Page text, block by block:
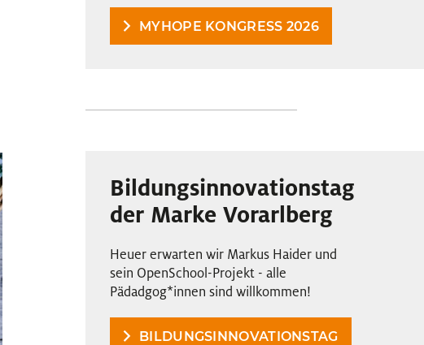
MYHOPE KONGRESS 2026
Bildungsinnovationstag
der Marke Vorarlberg
Heuer erwarten wir Markus Haider und
sein OpenSchool-Projekt - alle
Pädadgog*innen Innen
sind willkommen!
BILDUNGSINNOVATIONSTAG